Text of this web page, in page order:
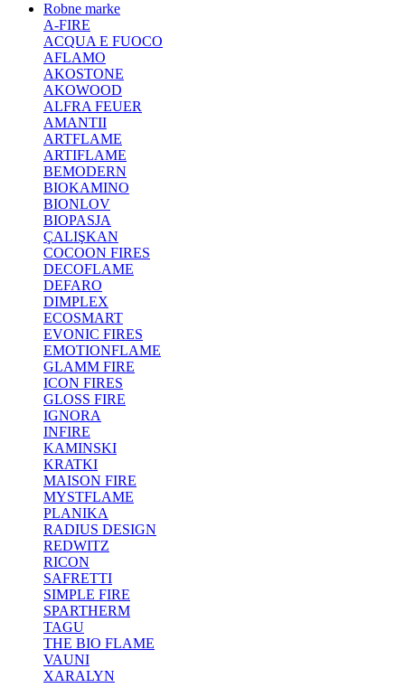
Robne marke
A-FIRE
ACQUA E FUOCO
AFLAMO
AKOSTONE
AKOWOOD
ALFRA FEUER
AMANTII
ARTFLAME
ARTIFLAME
BEMODERN
BIOKAMINO
BIONLOV
BIOPASJA
ÇALIŞKAN
COCOON FIRES
DECOFLAME
DEFARO
DIMPLEX
ECOSMART
EVONIC FIRES
EMOTIONFLAME
GLAMM FIRE
ICON FIRES
GLOSS FIRE
IGNORA
INFIRE
KAMINSKI
KRATKI
MAISON FIRE
MYSTFLAME
PLANIKA
RADIUS DESIGN
REDWITZ
RICON
SAFRETTI
SIMPLE FIRE
SPARTHERM
TAGU
THE BIO FLAME
VAUNI
XARALYN